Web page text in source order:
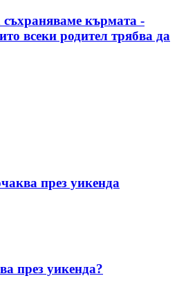
кърмата -
всеки родител трябва да
през уикенда
през уикенда?